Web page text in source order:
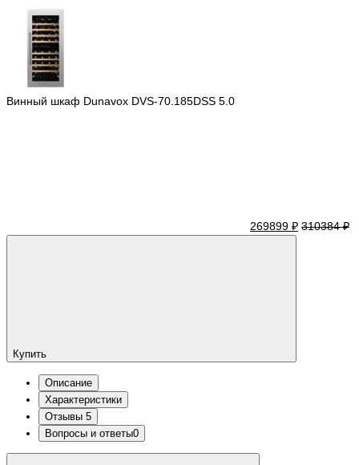
Винный шкаф Dunavox DVS-70.185DSS 5.0
269899 ₽ 310384 ₽
Купить
Описание
Характеристики
Отзывы 5
Вопросы и ответы0